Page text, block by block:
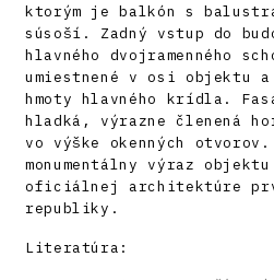
ktorým je balkón s
súsoší. Zadný vstup do
hlavného dvojramenného
umiestnené v osi objektu
hmoty hlavného krídla.
hladká, výrazne členená
vo výške okenných otvorov.
monumentálny výraz objektu
oficiálnej architektúre
republiky.
Literatúra: